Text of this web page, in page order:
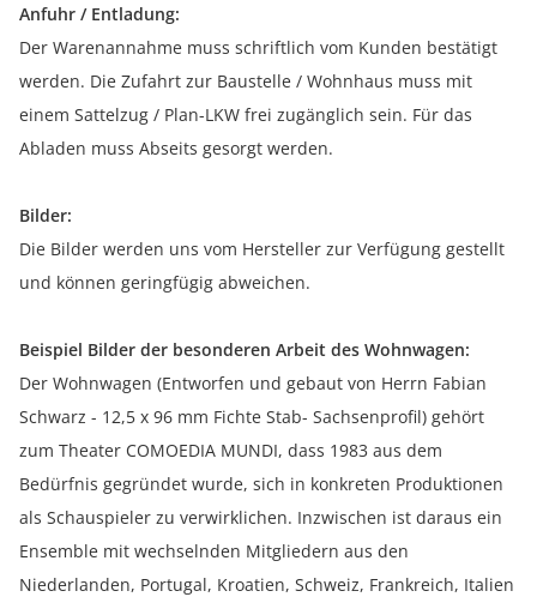
Anfuhr / Entladung:
Der Warenannahme muss schriftlich vom Kunden bestätigt
werden. Die Zufahrt zur Baustelle / Wohnhaus muss mit
einem Sattelzug / Plan-LKW frei zugänglich sein. Für das
Abladen muss Abseits gesorgt werden.
Bilder:
Die Bilder werden uns vom Hersteller zur Verfügung gestellt
und können geringfügig abweichen.
Beispiel Bilder der besonderen Arbeit des Wohnwagen:
Der Wohnwagen (Entworfen und gebaut von Herrn Fabian
Schwarz - 12,5 x 96 mm Fichte Stab- Sachsenprofil) gehört
zum Theater COMOEDIA MUNDI, dass 1983 aus dem
Bedürfnis gegründet wurde, sich in konkreten Produktionen
als Schauspieler zu verwirklichen. Inzwischen ist daraus ein
Ensemble mit wechselnden Mitgliedern aus den
Niederlanden, Portugal, Kroatien, Schweiz, Frankreich, Italien